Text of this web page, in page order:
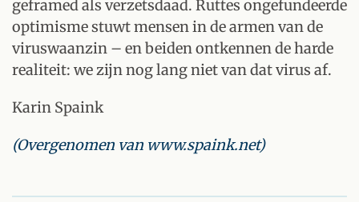
geframed als verzetsdaad. Ruttes ongefundeerde
optimisme stuwt mensen in de armen van de
viruswaanzin – en beiden ontkennen de harde
realiteit: we zijn nog lang niet van dat virus af.
Karin Spaink
(Overgenomen van www.spaink.net)